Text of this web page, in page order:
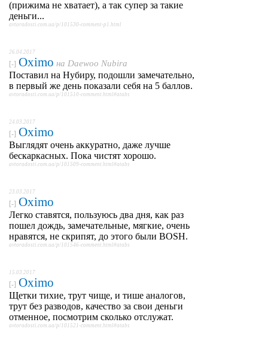
(прижима не хватает), а так супер за такие
деньги...
avtoradosti.com.ua/p/101530-comment-p1.html
26.04.2017
[-] Oximo на Daewoo Nubira
Поставил на Нубиру, подошли замечательно,
в первый же день показали себя на 5 баллов.
avtoradosti.com.ua/p/101510-comment.html#atabs
24.03.2017
[-] Oximo
Выглядят очень аккуратно, даже лучше
бескаркасных. Пока чистят хорошо.
avtoradosti.com.ua/p/101509-comment.html#atabs
23.03.2017
[-] Oximo
Легко ставятся, пользуюсь два дня, как раз
пошел дождь, замечательные, мягкие, очень
нравятся, не скрипят, до этого были BOSH.
avtoradosti.com.ua/p/101546-comment.html#atabs
15.03.2017
[-] Oximo
Щетки тихие, трут чище, и тише аналогов,
трут без разводов, качество за свои деньги
отменное, посмотрим сколько отслужат.
avtoradosti.com.ua/p/101521-comment.html#atabs